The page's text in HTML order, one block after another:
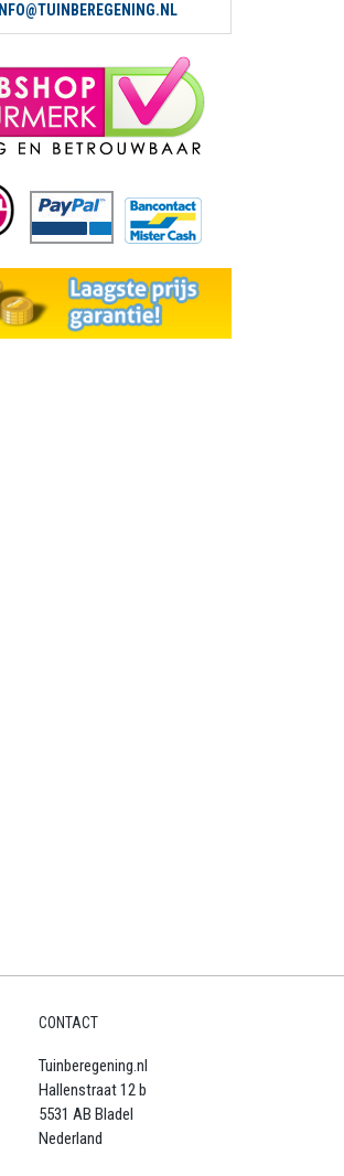
INFO@TUINBEREGENING.NL
CONTACT
Tuinberegening.nl
Hallenstraat 12 b
5531 AB Bladel
Nederland